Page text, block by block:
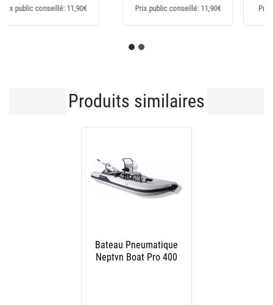
Prix public conseillé: 152€ Prix public conseillé: 152€
Produits similaires
Bateau Pneumatique
Neptvn Boat Pro 400